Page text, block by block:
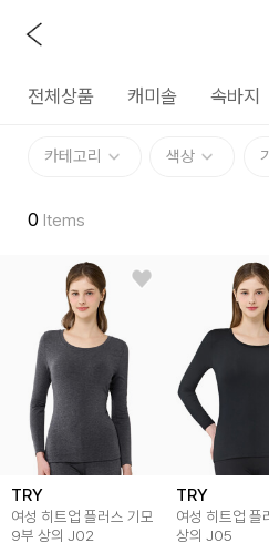
전체상품 캐미솔 속바지
카테고리 색상
0 Items
TRY
여성 히트업 플러스 기모
9부 상의 J02
TRY
여성 히트업 플
상의 J05